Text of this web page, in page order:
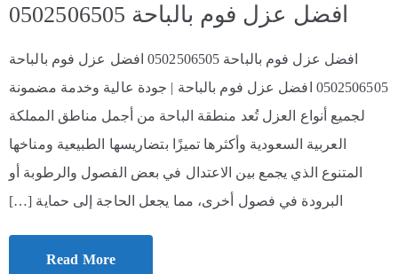
افضل عزل فوم بالباحة 0502506505
افضل عزل فوم بالباحة 0502506505 افضل عزل فوم بالباحة
0502506505 افضل عزل فوم بالباحة | جودة عالية وخدمة مضمونة
لجميع أنواع العزل تُعد منطقة الباحة من أجمل مناطق المملكة
العربية السعودية وأكثرها تميزًا بتضاريسها الطبيعية ومناخها
المتنوع الذي يجمع بين الاعتدال في بعض الفصول والرطوبة أو
البرودة في فصول أخرى، مما يجعل الحاجة إلى حماية […]
Read More